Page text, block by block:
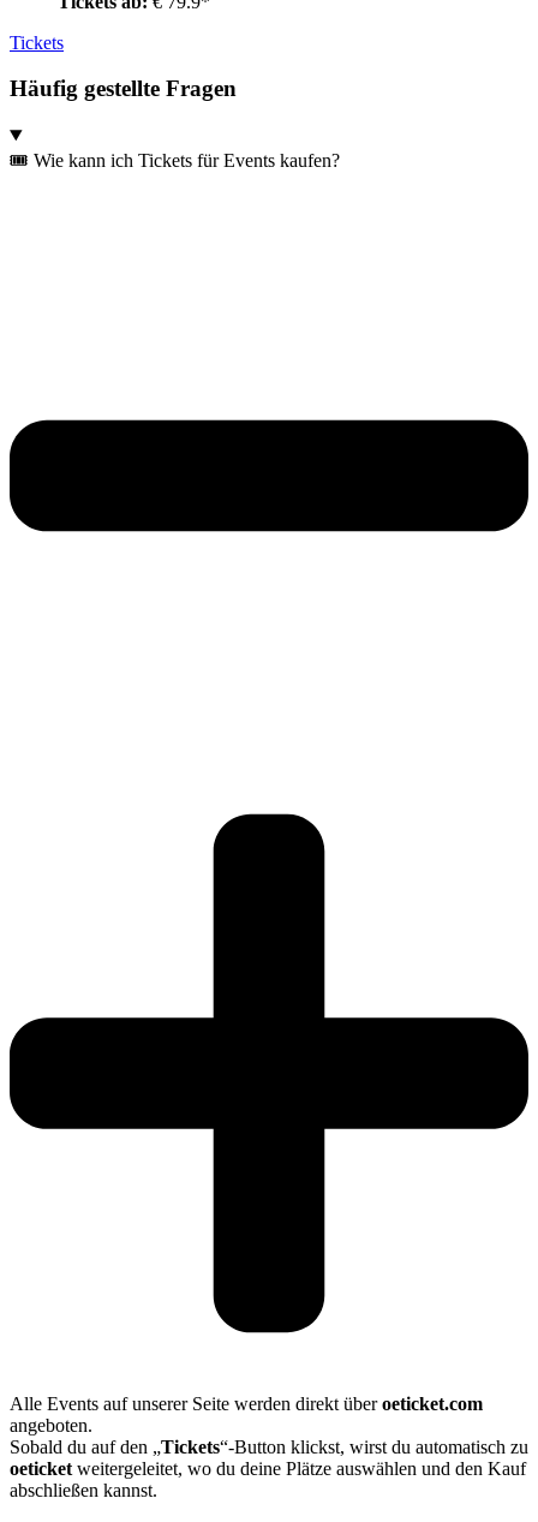
Tickets
Häufig gestellte Fragen
🎟️ Wie kann ich Tickets für Events kaufen?
Alle Events auf unserer Seite werden direkt überoeticket.com
angeboten.
Sobald du auf den „Tickets“-Button klickst, wirst du automatisch zu
oeticketweitergeleitet, wo du deine Plätze auswählen und den Kauf
abschließen kannst.